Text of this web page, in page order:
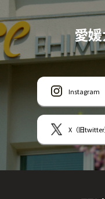
愛
Instagram
X（旧twitter